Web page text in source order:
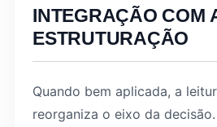
INTEGRAÇÃO COM
ESTRUTURAÇÃO
Quando bem aplicada, a
reorganiza o eixo da